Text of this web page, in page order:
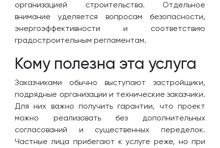
организацией строительства. Отдельное
внимание уделяется вопросам безопасности,
энергоэффективности и соответствию
градостроительным регламентам.
Кому полезна эта услуга
Заказчиками обычно выступают застройщики,
подрядные организации и технические заказчики.
Для них важно получить гарантии, что проект
можно реализовать без дополнительных
согласований и существенных переделок.
Частные лица прибегают к услуге реже, но при